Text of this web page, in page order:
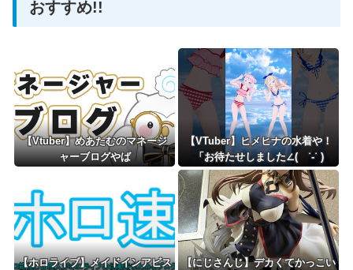
おすすめ!!
【Vtuber】めあたむのマネージ
ャーブログやば
【VTuber】ヒメヒナの水着や！
「お待たせしました∠( ˙-˙ )
／！！！！！待望の○○着用フラ
ンケン👻❣️」
【ホロライブ】メイドインアビス
【にじさんじ】デカくてかっこい